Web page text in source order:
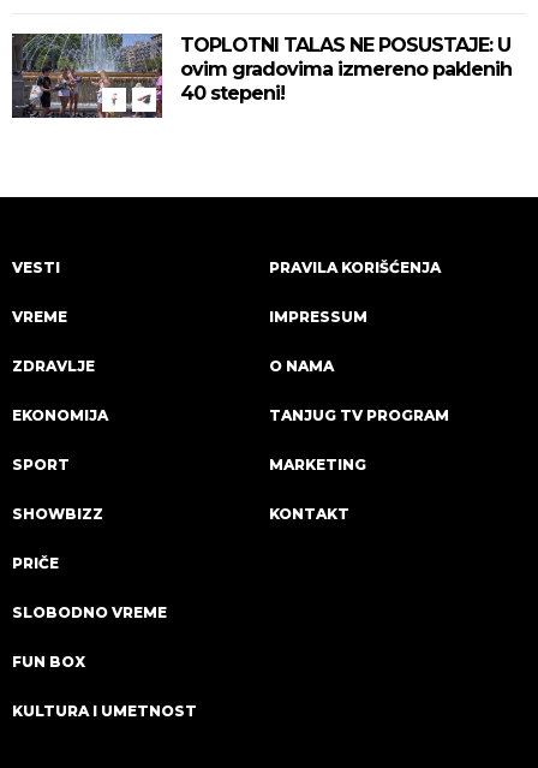
TOPLOTNI TALAS NE POSUSTAJE: U
ovim gradovima izmereno paklenih
40 stepeni!
VESTI
VREME
ZDRAVLJE
EKONOMIJA
SPORT
SHOWBIZZ
PRIČE
SLOBODNO VREME
FUN BOX
KULTURA I UMETNOST
PRAVILA KORIŠĆENJA
IMPRESSUM
O NAMA
TANJUG TV PROGRAM
MARKETING
KONTAKT